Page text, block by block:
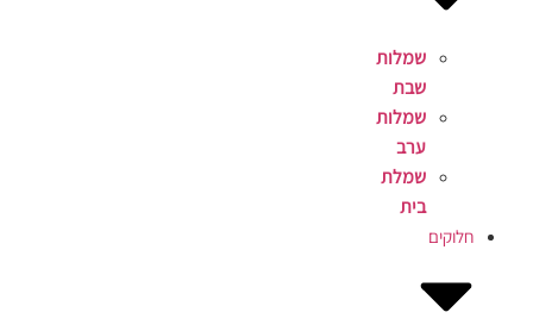
שמלות
שבת
שמלות
ערב
שמלת
בית
חלוקים